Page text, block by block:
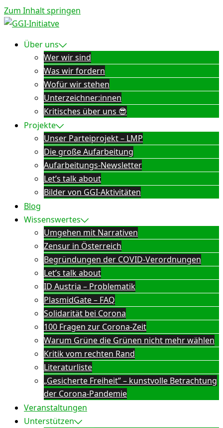
Zum Inhalt springen
Über uns
Wer wir sind
Was wir fordern
Wofür wir stehen
Unterzeichner:innen
Kritisches über uns 😎
Projekte
Unser Parteiprojekt – LMP
Die große Aufarbeitung
Aufarbeitungs-Newsletter
Let’s talk about
Bilder von GGI-Aktivitäten
Blog
Wissenswertes
Umgehen mit Narrativen
Zensur in Österreich
Begründungen der COVID-Verordnungen
Let’s talk about
ID Austria – Problematik
PlasmidGate – FAQ
Solidarität bei Corona
100 Fragen zur Corona-Zeit
Warum Grüne die Grünen nicht mehr wählen
Kritik vom rechten Rand
Literaturliste
„Gesicherte Freiheit” – kunstvolle Betrachtung
der Corona-Pandemie
Veranstaltungen
Unterstützen